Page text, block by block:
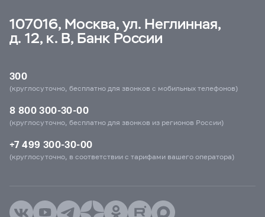
107016, Москва, ул. Неглинная,
д. 12, к. В, Банк России
300
(круглосуточно, бесплатно для звонков с мобильных телефонов)
8 800 300-30-00
(круглосуточно, бесплатно для звонков из регионов России)
+7 499 300-30-00
(круглосуточно, в соответствии с тарифами вашего оператора)